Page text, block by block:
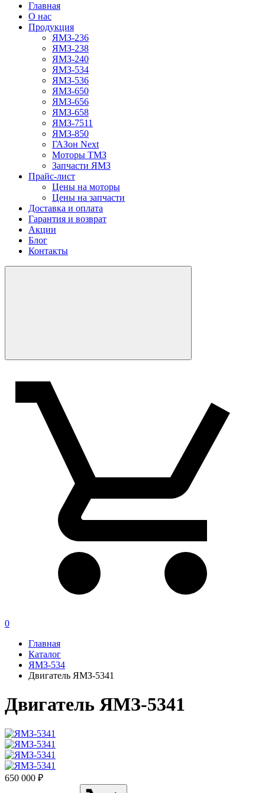
Главная
О нас
Продукция
ЯМЗ-236
ЯМЗ-238
ЯМЗ-240
ЯМЗ-534
ЯМЗ-536
ЯМЗ-650
ЯМЗ-656
ЯМЗ-658
ЯМЗ-7511
ЯМЗ-850
ГАЗон Next
Моторы ТМЗ
Запчасти ЯМЗ
Прайс-лист
Цены на моторы
Цены на запчасти
Доставка и оплата
Гарантия и возврат
Акции
Блог
Контакты
0
Главная
Каталог
ЯМЗ-534
Двигатель ЯМЗ-5341
Двигатель ЯМЗ-5341
650 000 ₽